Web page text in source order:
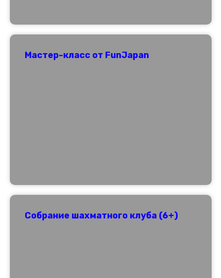
Мастер-класс от FunJapan
Собрание шахматного клуба (6+)